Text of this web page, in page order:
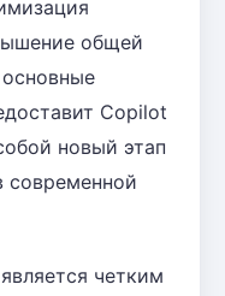
общей
Copilot
новый этап
современной
четким